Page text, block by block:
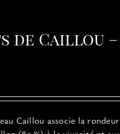
de Caillou –
Caillou associe la